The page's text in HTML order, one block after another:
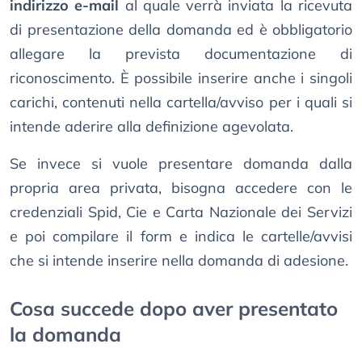
indirizzo e-mail al quale verrà inviata la ricevuta
di presentazione della domanda ed è obbligatorio
allegare la prevista documentazione di
riconoscimento. È possibile inserire anche i singoli
carichi, contenuti nella cartella/avviso per i quali si
intende aderire alla definizione agevolata.
Se invece si vuole presentare domanda dalla
propria area privata, bisogna accedere con le
credenziali Spid, Cie e Carta Nazionale dei Servizi
e poi compilare il form e indica le cartelle/avvisi
che si intende inserire nella domanda di adesione.
Cosa succede dopo aver presentato
la domanda